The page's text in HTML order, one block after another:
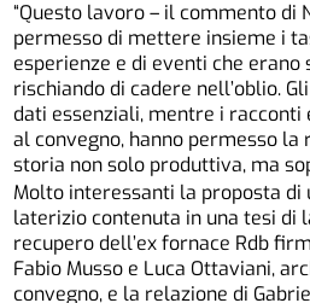
“Questo lavoro – il commento di
permesso di mettere insieme i
esperienze e di eventi che erano
rischiando di cadere nell’oblio.
dati essenziali, mentre i
al convegno, hanno permesso la
storia non solo produttiva, ma
Molto interessanti la proposta di
laterizio contenuta in una tesi di
recupero dell’ex fornace Rdb
Fabio Musso e Luca Ottaviani,
convegno, e la relazione di